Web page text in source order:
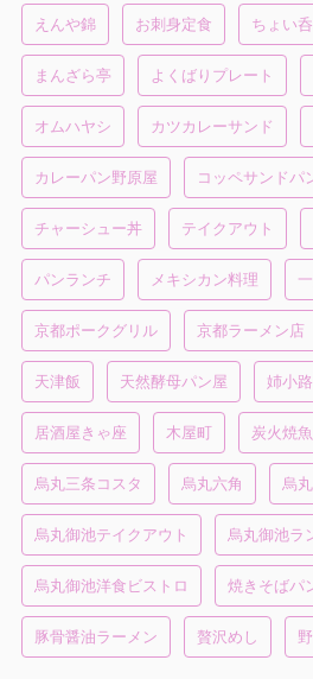
えんや錦 お刺身定食 ちょい
まんざら亭 よくばりプレート
オムハヤシ カツカレーサンド
カレーパン野原屋 コッペサンドパ
チャーシュー丼 テイクアウト
パンランチ メキシカン料理
京都ポークグリル 京都ラーメン店
天津飯 天然酵母パン屋 姉小路
居酒屋きゃ座 木屋町 炭火焼
烏丸三条コスタ 烏丸六角 烏
烏丸御池テイクアウト 烏丸御池ラ
烏丸御池洋食ビストロ 焼きそばパ
豚骨醤油ラーメン 贅沢めし